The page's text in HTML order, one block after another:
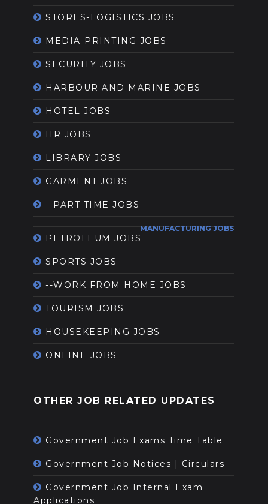
STORES-LOGISTICS JOBS
MEDIA-PRINTING JOBS
SECURITY JOBS
HARBOUR AND MARINE JOBS
HOTEL JOBS
HR JOBS
LIBRARY JOBS
GARMENT JOBS
--PART TIME JOBS
MANUFACTURING JOBS
PETROLEUM JOBS
SPORTS JOBS
--WORK FROM HOME JOBS
TOURISM JOBS
HOUSEKEEPING JOBS
ONLINE JOBS
OTHER JOB RELATED UPDATES
Government Job Exams Time Table
Government Job Notices | Circulars
Government Job Internal Exam
Applications